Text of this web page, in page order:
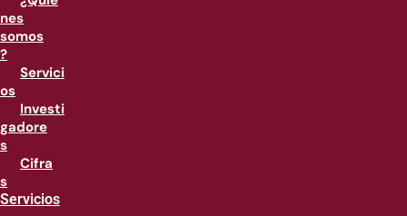
nes
somos
?
Servici
os
Investi
gadore
s
Cifra
s
Servicios